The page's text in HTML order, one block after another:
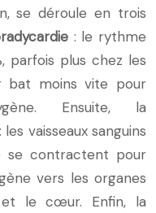
se déroule en trois
: le rythme
parfois plus chez les
bat moins vite pour
Ensuite, la
: les vaisseaux sanguins
se contractent pour
vers les organes
le cœur. Enfin, la